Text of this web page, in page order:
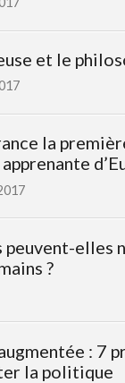
et le
la
peuvent-elles
?
: 7
la politique